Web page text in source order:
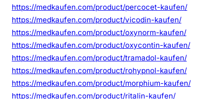
https://medkaufen.com/product/percocet-kaufen/
https://medkaufen.com/product/vicodin-kaufen/
https://medkaufen.com/product/oxynorm-kaufen/
https://medkaufen.com/product/oxycontin-kaufen/
https://medkaufen.com/product/tramadol-kaufen/
https://medkaufen.com/product/rohypnol-kaufen/
https://medkaufen.com/product/morphium-kaufen/
https://medkaufen.com/product/ritalin-kaufen/